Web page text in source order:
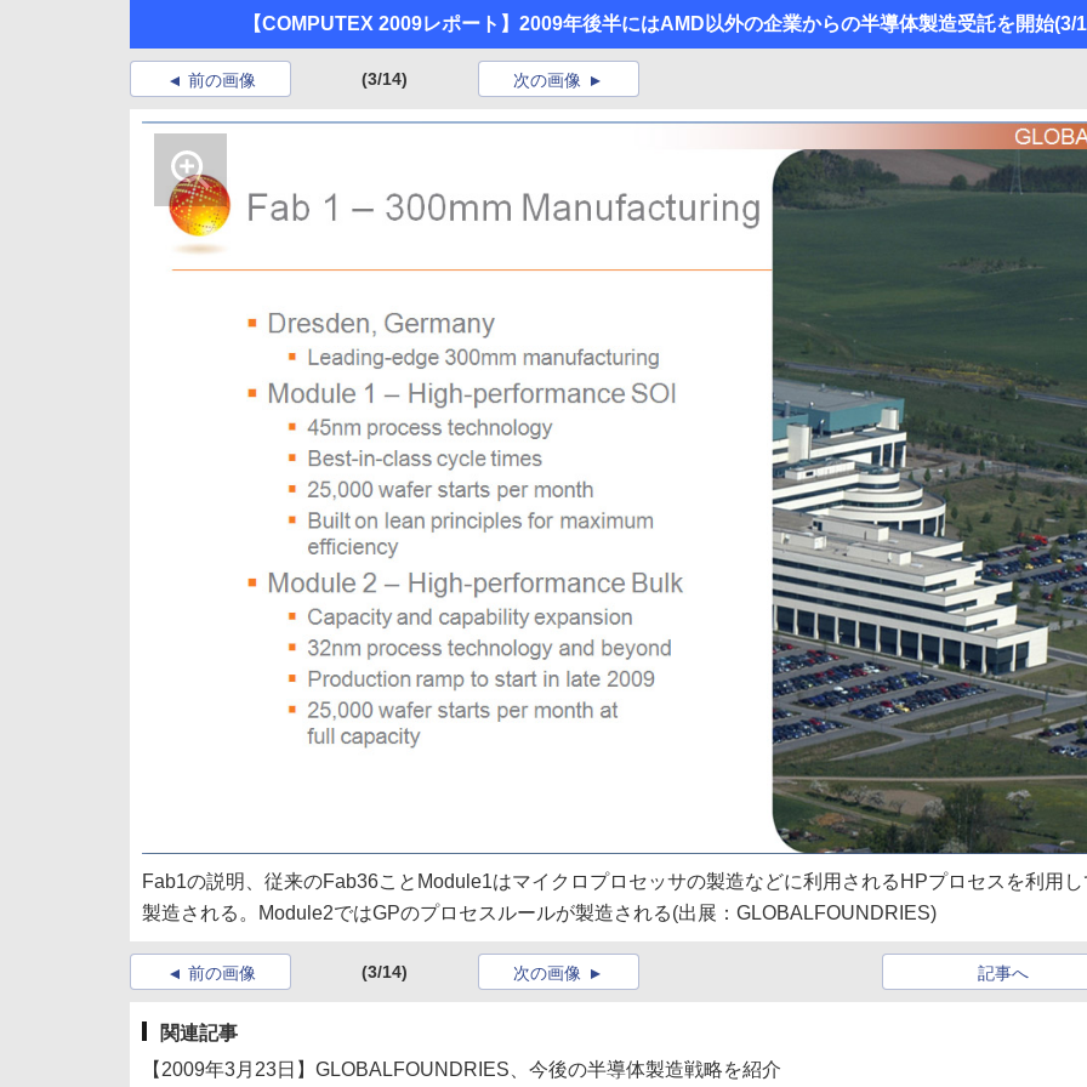
【COMPUTEX 2009レポート】2009年後半にはAMD以外の企業からの半導体製造受託を開始(3/
前の画像 (3/14) 次の画像
Fab1の説明、従来のFab36ことModule1はマイクロプロセッサの製造などに利用されるHPプロセスを利用し
製造される。Module2ではGPのプロセスルールが製造される(出展：GLOBALFOUNDRIES)
前の画像 (3/14) 記事へ
次の画像
関連記事
【2009年3月23日】GLOBALFOUNDRIES、今後の半導体製造戦略を紹介